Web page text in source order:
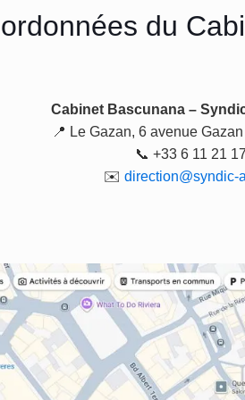
du
Cabinet Bascunana –
📍 Le Gazan, 6 avenue
📞 +33 6 11 21
✉️ direction@syndic-